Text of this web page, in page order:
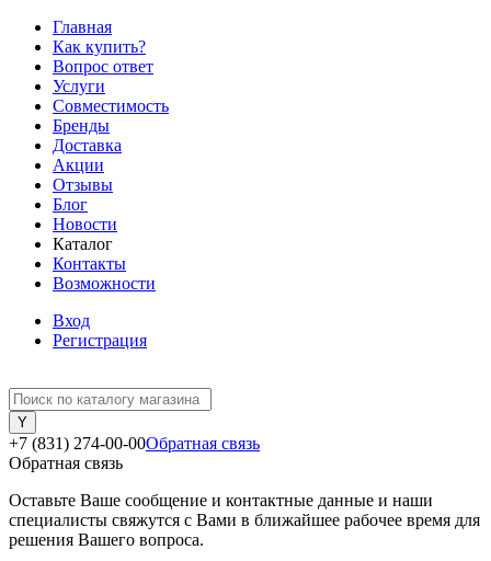
Главная
Как купить?
Вопрос ответ
Услуги
Совместимость
Бренды
Доставка
Акции
Отзывы
Блог
Новости
Каталог
Контакты
Возможности
Вход
Регистрация
+7 (831) 274-00-00Обратная связь
Обратная связь
Оставьте Ваше сообщение и контактные данные и наши
специалисты свяжутся с Вами в ближайшее рабочее время для
решения Вашего вопроса.